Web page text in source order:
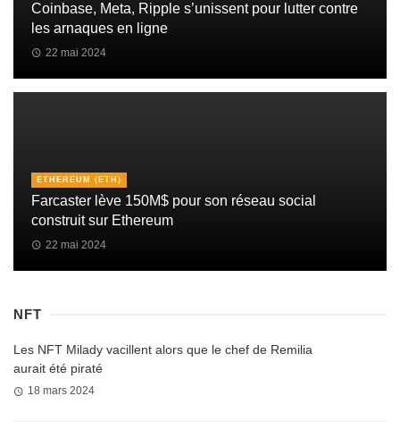
Coinbase, Meta, Ripple s’unissent pour lutter contre
les arnaques en ligne
22 mai 2024
ETHEREUM (ETH)
Farcaster lève 150M$ pour son réseau social
construit sur Ethereum
22 mai 2024
NFT
Les NFT Milady vacillent alors que le chef de Remilia
aurait été piraté
18 mars 2024